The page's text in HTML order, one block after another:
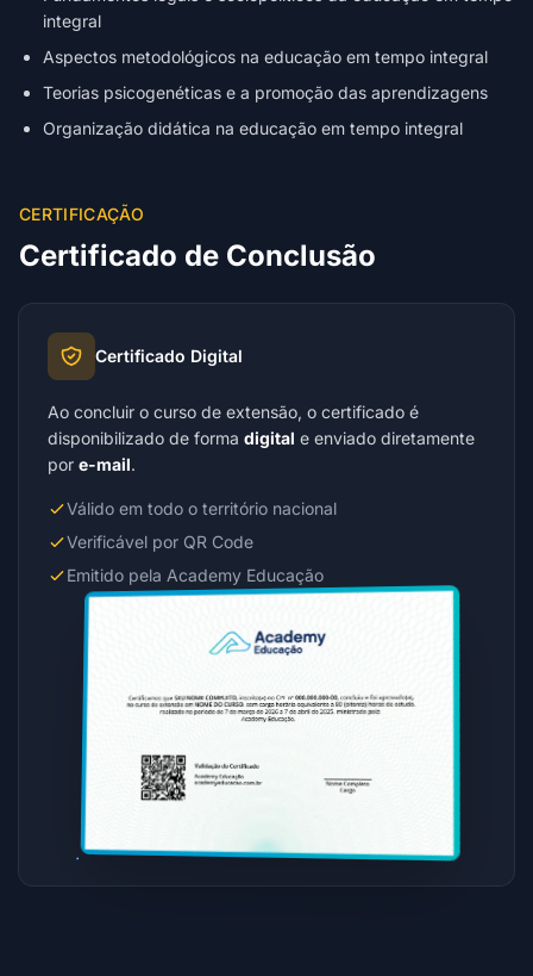
integral
Aspectos metodológicos na educação em tempo integral
Teorias psicogenéticas e a promoção das aprendizagens
Organização didática na educação em tempo integral
CERTIFICAÇÃO
Certificado de Conclusão
Certificado Digital
Ao concluir o curso de extensão, o certificado é
disponibilizado de forma digital e enviado diretamente
por e-mail.
Válido em todo o território nacional
Verificável por QR Code
Emitido pela Academy Educação